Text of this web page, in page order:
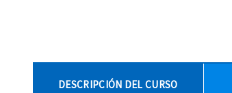
DESCRIPCIÓN DEL CURSO